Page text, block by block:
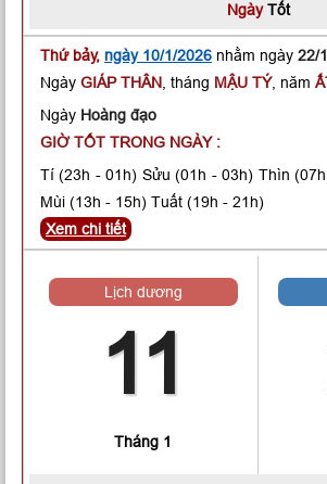
NgàyTốt
Thứ bảy, ngày 10/1/2026 nhằm ngày 22/
Ngày GIÁP THÂN , tháng MẬU TÝ, năm
Ngày Hoàng đạo
GIỜ TỐT TRONG NGÀY :
Tí (23h - 01h) Sửu (01h - 03h) Thìn
Mùi (13h - 15h) Tuất (19h - 21h)
Xem chi tiết
Lịch dương
11
Tháng 1